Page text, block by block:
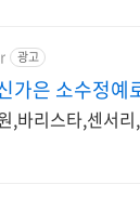
광고
가은 소수정예
,바리스타,센서